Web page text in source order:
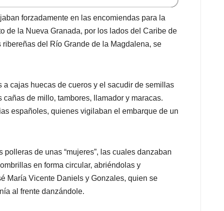
forzadamente en las encomiendas para la
de la Nueva Granada, por los lados del Caribe de
del Río Grande de la Magdalena, se
cajas huecas de cueros y el sacudir de semillas
de millo, tambores, llamador y maracas.
españoles, quienes vigilaban el embarque de un
de unas “mujeres”, las cuales danzaban
en forma circular, abriéndolas y
María Vicente Daniels y Gonzales, quien se
al frente danzándole.